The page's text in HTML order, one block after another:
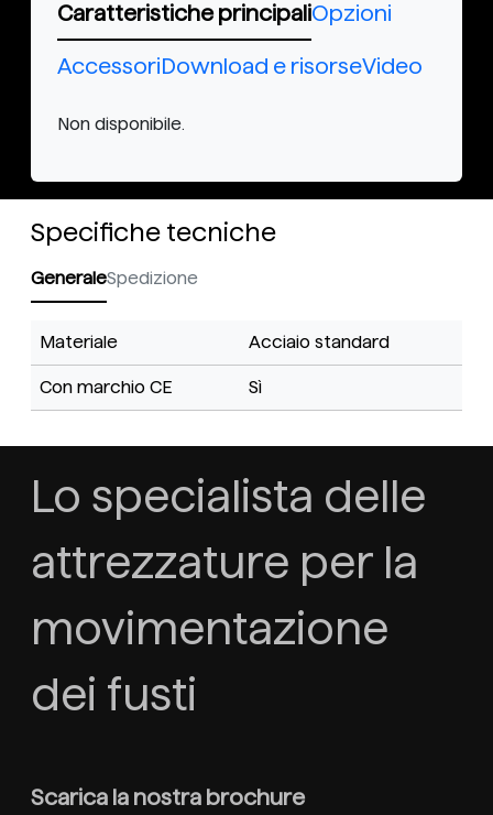
Caratteristiche principaliOpzioni
AccessoriDownload e risorseVideo
Non disponibile.
Specifiche tecniche
GeneraleSpedizione
Materiale Acciaio standard
Con marchio CE Sì
Lo specialista delle
attrezzature per la
movimentazione
dei fusti
Scarica la nostra brochure